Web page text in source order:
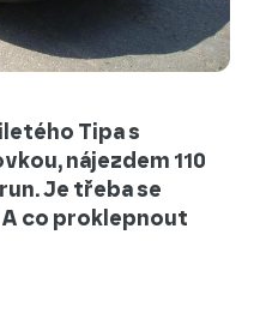
Tipa s
nájezdem 110
Je třeba se
co proklepnout